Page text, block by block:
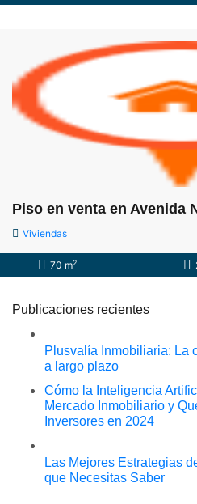
Viviendas
70 m2
Publicaciones recientes
Plusvalía Inmobiliaria: La
a largo plazo
Cómo la Inteligencia
Mercado Inmobiliario y
Inversores en 2024
Las Mejores Estrategias
que Necesitas Saber